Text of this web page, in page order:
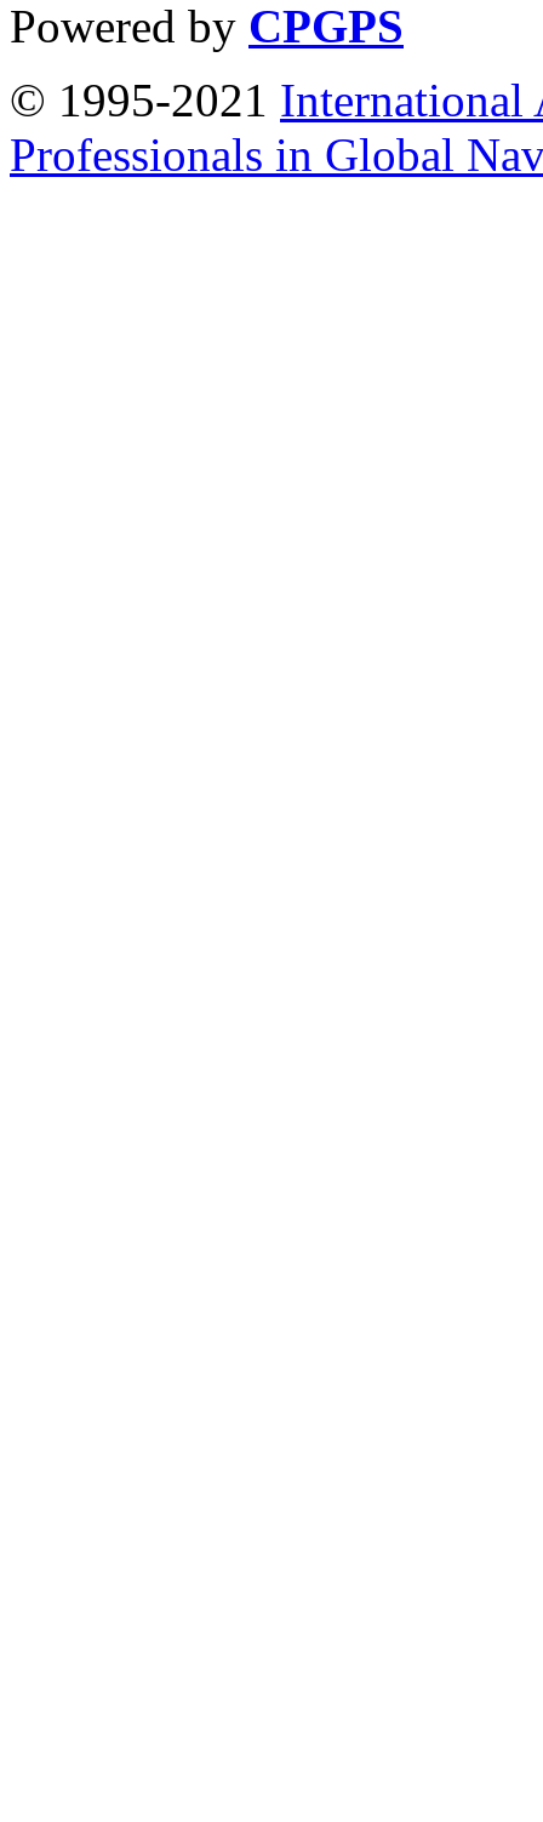
Powered by CPGPS
© 1995-2021 International
Professionals in Global